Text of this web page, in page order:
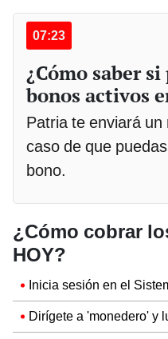
07:23
¿Cómo saber
bonos activos
Patria te enviará
caso de que
bono.
¿Cómo cobrar
HOY?
Inicia sesión en el
Dirígete a 'monedero' y